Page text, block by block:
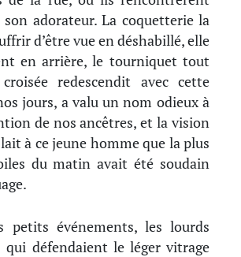
adorateur. La coquetterie la
d’être vue en déshabillé, elle
en arrière, le tourniquet tout
redescendit avec cette
jours, a valu un nom odieux à
de nos ancêtres, et la vision
à ce jeune homme que la plus
du matin avait été soudain
petits événements, les lourds
défendaient le léger vitrage